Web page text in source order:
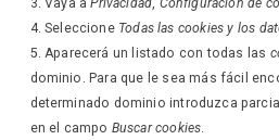
Vaya aPrivacidad, Configuración de
Seleccione Todas las cookies y los
Aparecerá un listado con todas las
dominio. Para que le sea más fácil
determinado dominio introduzca
en el campo Buscar cookies.